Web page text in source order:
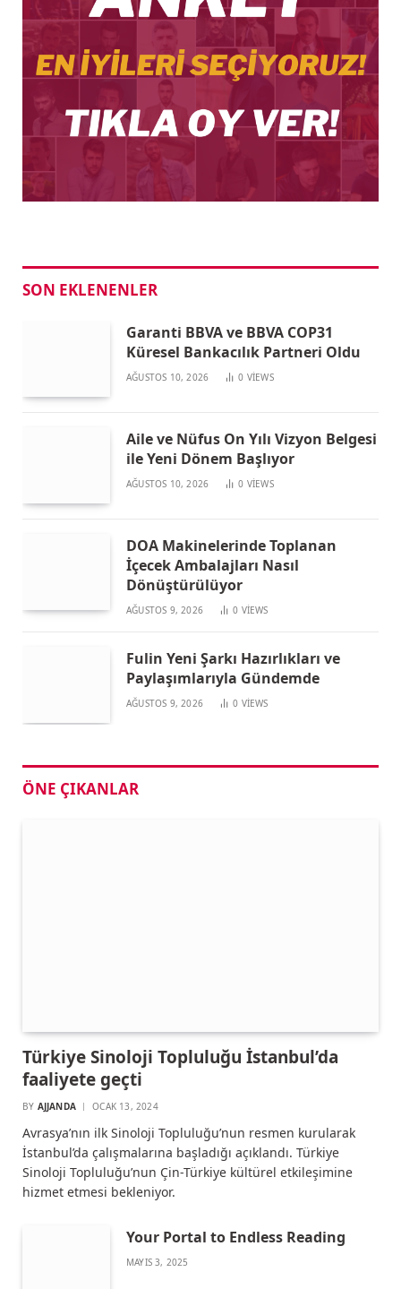
SON EKLENENLER
Garanti BBVA ve BBVA COP31
Küresel Bankacılık Partneri Oldu
AĞUSTOS 10, 2026 0 VIEWS
Aile ve Nüfus On Yılı Vizyon Belgesi
ile Yeni Dönem Başlıyor
AĞUSTOS 10, 2026 0 VIEWS
DOA Makinelerinde Toplanan
İçecek Ambalajları Nasıl
Dönüştürülüyor
AĞUSTOS 9, 2026 0 VIEWS
Fulin Yeni Şarkı Hazırlıkları ve
Paylaşımlarıyla Gündemde
AĞUSTOS 9, 2026 0 VIEWS
ÖNE ÇIKANLAR
Türkiye Sinoloji Topluluğu İstanbul’da
faaliyete geçti
BY AJJANDA OCAK 13, 2024
Avrasya’nın ilk Sinoloji Topluluğu’nun resmen kurularak
İstanbul’da çalışmalarına başladığı açıklandı. Türkiye
Sinoloji Topluluğu’nun Çin-Türkiye kültürel etkileşimine
hizmet etmesi bekleniyor.
Your Portal to Endless Reading
MAYIS 3, 2025